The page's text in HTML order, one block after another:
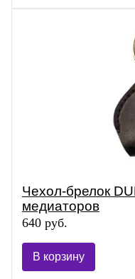
Чехол-брелок
медиаторов
640 руб.
В корзину